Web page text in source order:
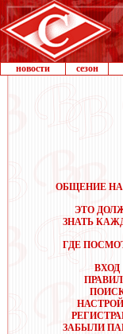
новости сезон
ОБЩЕНИЕ
ЭТО
ЗНАТЬ
ГДЕ
ВХОД
ЗАБЫЛИ